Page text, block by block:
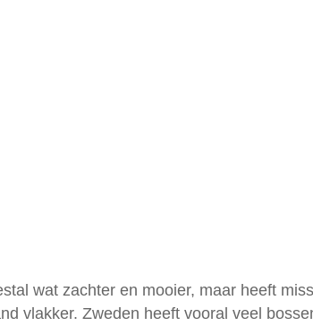
wat zachter en mooier, maar heeft
vlakker. Zweden heeft vooral veel